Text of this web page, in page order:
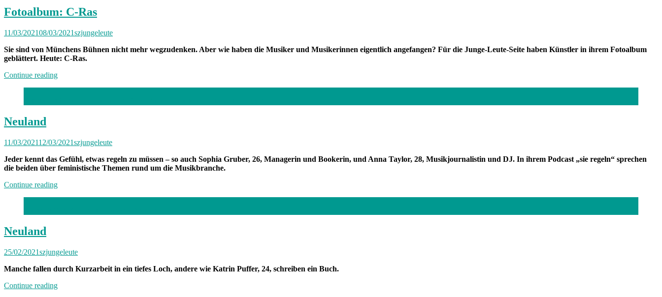
Alina“
Fotoalbum: C-Ras
11/03/202108/03/2021szjungeleute
Sie sind von Münchens Bühnen nicht mehr wegzudenken. Aber wie haben die Musiker und Musikerinnen eigentlich angefangen? Für die Junge-Leute-Seite haben Künstler in ihrem Fotoalbum
geblättert. Heute: C-Ras.
Continue reading„Fotoalbum:
Neuland
11/03/202112/03/2021szjungeleute
Jeder kennt das Gefühl, etwas regeln zu müssen – so auch Sophia Gruber, 26, Managerin und Bookerin, und Anna Taylor, 28, Musikjournalistin und DJ. In ihrem Podcast „sie regeln“ sprechen
die beiden über feministische Themen rund um die Musikbranche.
Continue reading„Neuland“
Neuland
25/02/2021szjungeleute
Manche fallen durch Kurzarbeit in ein tiefes Loch, andere wie Katrin Puffer, 24, schreiben ein Buch.
Continue reading„Neuland“